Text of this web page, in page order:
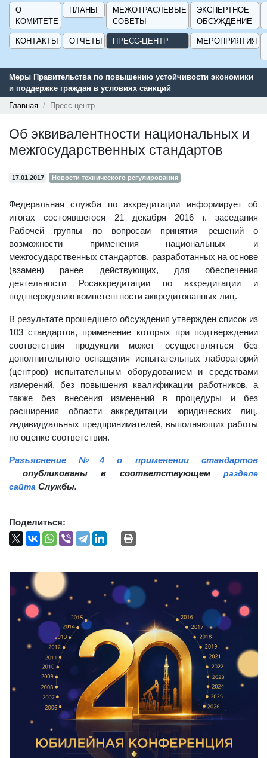
О
КОМИТЕТЕ
ПЛАНЫ
МЕЖОТРАСЛЕВЫЕ
СОВЕТЫ
ЭКСПЕРТНОЕ
ОБСУЖДЕНИЕ
КОНТАКТЫ ОТЧЕТЫ ПРЕСС-ЦЕНТР МЕРОПРИЯТИЯ
Меры Правительства по повышению устойчивости экономики
и поддержке граждан в условиях санкций
Главная
Пресс-центр
Об эквивалентности национальных и
межгосударственных стандартов
17.01.2017 Новости технического регулирования
Федеральная служба по аккредитации информирует об
итогах состоявшегося 21 декабря 2016 г. заседания
Рабочей группы по вопросам принятия решений о
возможности применения национальных и
межгосударственных стандартов, разработанных на основе
(взамен) ранее действующих, для обеспечения
деятельности Росаккредитации по аккредитации и
подтверждению компетентности аккредитованных лиц.
В результате прошедшего обсуждения утвержден список из
103 стандартов, применение которых при подтверждении
соответствия продукции может осуществляться без
дополнительного оснащения испытательных лабораторий
(центров) испытательным оборудованием и средствами
измерений, без повышения квалификации работников, а
также без внесения изменений в процедуры и без
расширения области аккредитации юридических лиц,
индивидуальных предпринимателей, выполняющих работы
по оценке соответствия.
Разъяснение №4 о применении стандартов
опубликованы в соответствующем разделе
сайта Службы.
Поделиться: